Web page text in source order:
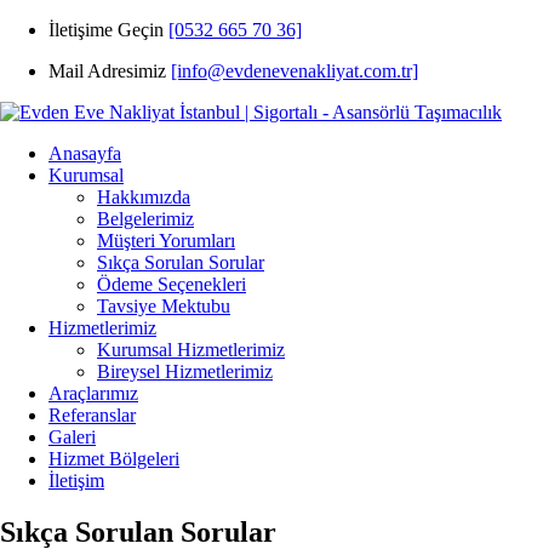
İletişime Geçin [0532 665 70 36]
Mail Adresimiz [info@evdenevenakliyat.com.tr]
Anasayfa
Kurumsal
Hakkımızda
Belgelerimiz
Müşteri Yorumları
Sıkça Sorulan Sorular
Ödeme Seçenekleri
Tavsiye Mektubu
Hizmetlerimiz
Kurumsal Hizmetlerimiz
Bireysel Hizmetlerimiz
Araçlarımız
Referanslar
Galeri
Hizmet Bölgeleri
İletişim
Sıkça Sorulan Sorular